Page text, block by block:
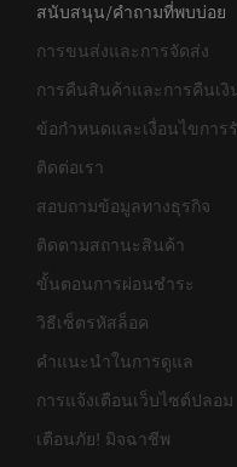
สนับสนุน/คำถามที่พบบ่อย
การขนส่งและการจัดส่ง
การคืนสินค้าและการคืนเงิ
ข้อกำหนดและเงื่อนไขการ
ติดต่อเรา
สอบถามข้อมูลทางธุรกิจ
ติดตามสถานะสินค้า
ขั้นตอนการผ่อนชำระ
วิธีเซ็ตรหัสล็อค
คำแนะนำในการดูแล
การแจ้งเตือนเว็บไซต์ปลอม
เตือนภัย! มิจฉาชีพ